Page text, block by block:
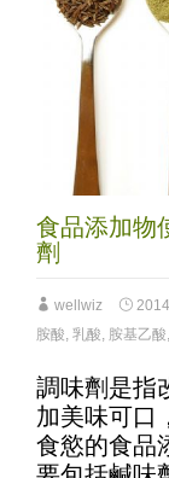
食品添加物
劑
wellwiz
胺酸, 乳酸, 胺基乙酸,
調味劑是指
加美味可口
食慾的食品